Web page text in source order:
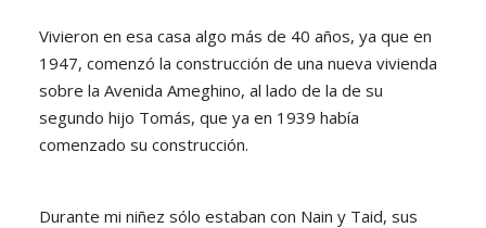
Vivieron en esa casa algo más de 40 años, ya que en
1947, comenzó la construcción de una nueva vivienda
sobre la Avenida Ameghino, al lado de la de su
segundo hijo Tomás, que ya en 1939 había
comenzado su construcción.
Durante mi niñez sólo estaban con Nain y Taid, sus